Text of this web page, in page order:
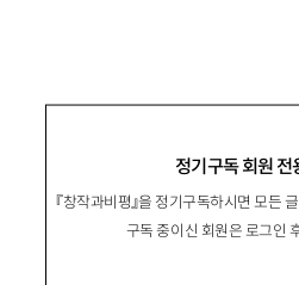
정기구독 회원 전
『창작과비평』을 정기구독하시면 모든
구독 중이신 회원은 로그인